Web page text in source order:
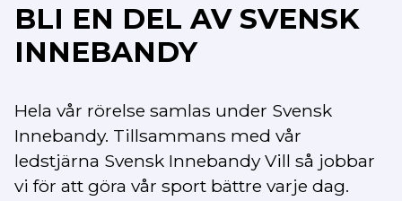
BLI EN DEL AV SVENSK
INNEBANDY
Hela vår rörelse samlas under Svensk
Innebandy. Tillsammans med vår
ledstjärna Svensk Innebandy Vill så jobbar
vi för att göra vår sport bättre varje dag.